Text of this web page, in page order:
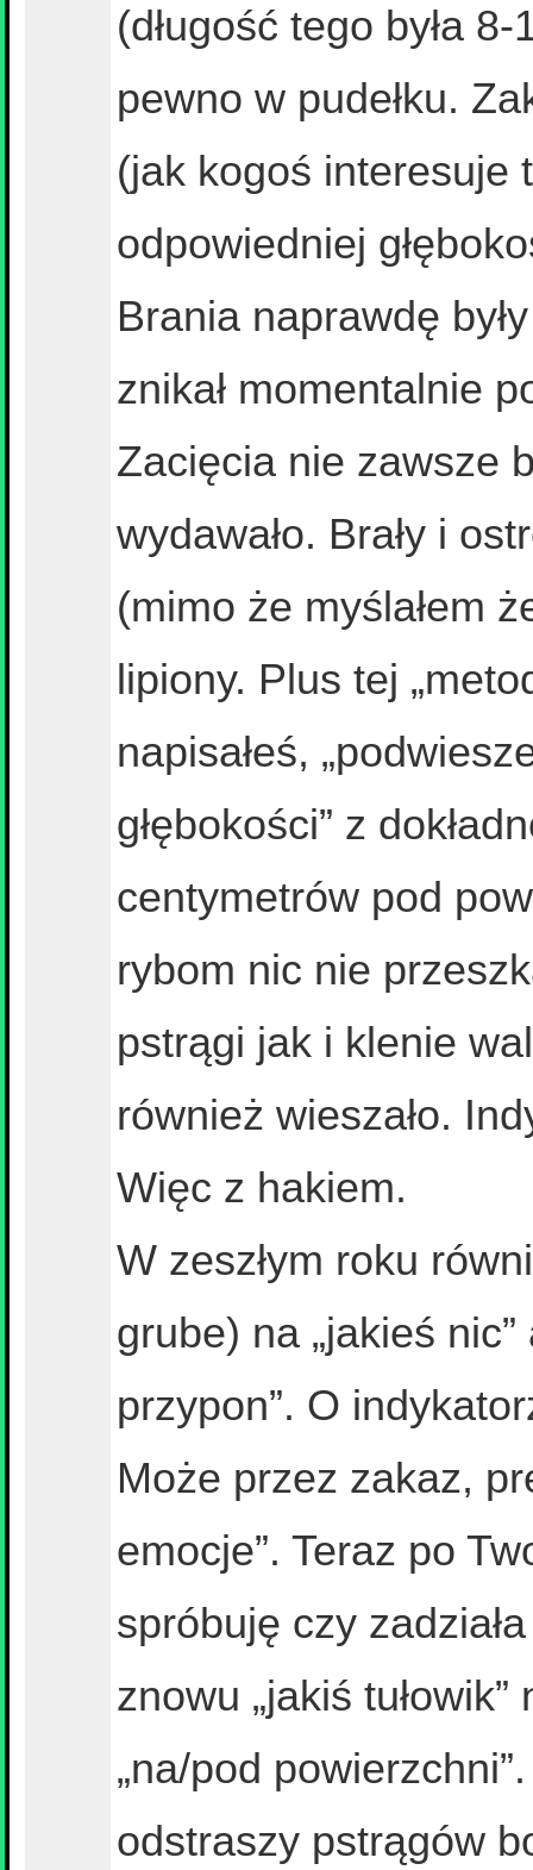
(długość tego była
pewno w pudełku.
(jak kogoś interesuje
odpowiedniej
Brania naprawdę
znikał momentalnie
Zacięcia nie zawsze
wydawało. Brały i
(mimo że myślałem
lipiony. Plus tej
napisałeś,
głębokości” z
centymetrów pod
rybom nic nie
pstrągi jak i klenie
również wieszało.
Więc z hakiem.
W zeszłym roku
grube) na „jakieś
przypon”. O
Może przez zakaz,
emocje”. Teraz po
spróbuję czy
znowu „jakiś
„na/pod
odstraszy pstrągów